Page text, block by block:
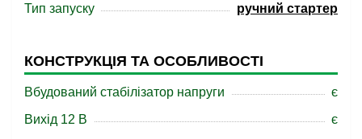
Тип запуску
ручний стартер
КОНСТРУКЦІЯ ТА ОСОБЛИВОСТІ
Вбудований стабілізатор напруги
є
Вихід 12 В
є